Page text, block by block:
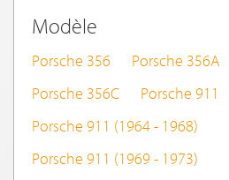
Modèle
Porsche 356 Porsche 356A
Porsche 356C
Porsche 911
Porsche 911 (1964 - 1968)
Porsche 911 (1969 - 1973)